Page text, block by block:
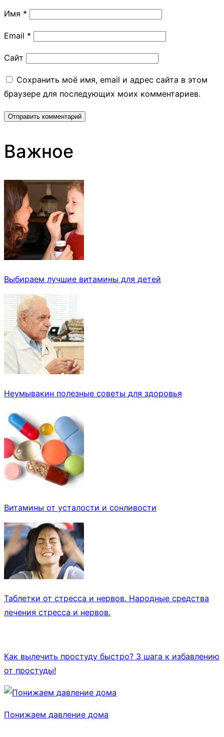
Имя *
Email *
Сайт
Сохранить моё имя, email и адрес сайта в этом
браузере для последующих моих комментариев.
Важное
Выбираем лучшие витамины для детей
Неумывакин полезные советы для здоровья
Витамины от усталости и сонливости
Таблетки от стресса и нервов. Народные средства
лечения стресса и нервов.
Как вылечить простуду быстро? 3 шага к избавлению
от простуды!
Понижаем давление дома